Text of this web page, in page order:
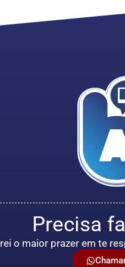
Precisa
o maior prazer em te